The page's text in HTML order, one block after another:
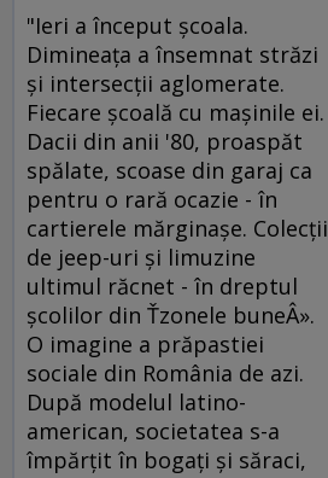
"Ieri a început şcoala.
Dimineaţa a însemnat străzi
şi intersecţii aglomerate.
Fiecare şcoală cu maşinile ei.
Dacii din anii '80, proaspăt
spălate, scoase din garaj ca
pentru o rară ocazie - în
cartierele mărginaşe. Colecţii
de jeep-uri şi limuzine
ultimul răcnet - în dreptul
şcolilor din Ťzonele buneÂ».
O imagine a prăpastiei
sociale din România de azi.
După modelul latino-
american, societatea s-a
împărţit în bogaţi şi săraci,